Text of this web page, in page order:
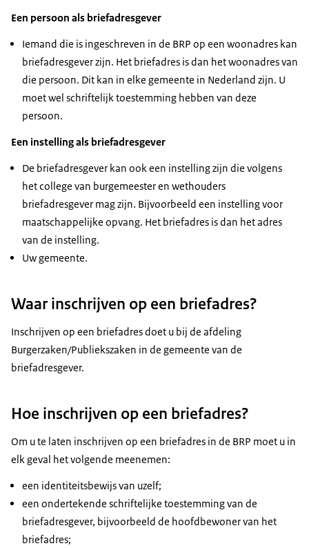
Een persoon als briefadresgever
Iemand die is ingeschreven in de BRP op een woonadres kan
briefadresgever zijn. Het briefadres is dan het woonadres van
die persoon. Dit kan in elke gemeente in Nederland zijn. U
moet wel schriftelijk toestemming hebben van deze
persoon.
Een instelling als briefadresgever
De briefadresgever kan ook een instelling zijn die volgens
het college van burgemeester en wethouders
briefadresgever mag zijn. Bijvoorbeeld een instelling voor
maatschappelijke opvang. Het briefadres is dan het adres
van de instelling.
Uw gemeente.
Waar inschrijven op een briefadres?
Inschrijven op een briefadres doet u bij de afdeling
Burgerzaken/Publiekszaken in de gemeente van de
briefadresgever.
Hoe inschrijven op een briefadres?
Om u te laten inschrijven op een briefadres in de BRP moet u in
elk geval het volgende meenemen:
een identiteitsbewijs van uzelf;
een ondertekende schriftelijke toestemming van de
briefadresgever, bijvoorbeeld de hoofdbewoner van het
briefadres;